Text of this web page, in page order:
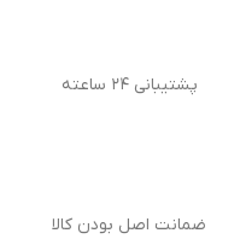
پشتیبانی ۲۴ ساعته
ضمانت اصل بودن کالا